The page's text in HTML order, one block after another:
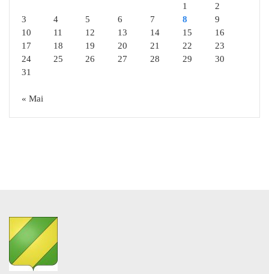
1
2
3
4 5 6 7 8
9
10
11 12 13 14 15
16
17
18 19 20 21 22
23
24
25 26 27 28 29
30
31
« Mai